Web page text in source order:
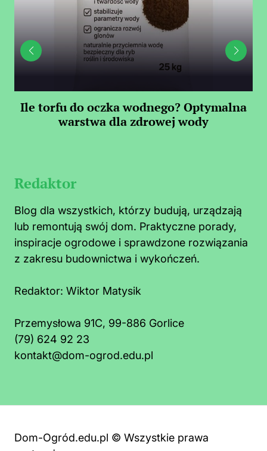
Ile torfu do oczka wodnego? Optymalna
warstwa dla zdrowej wody
Redaktor
Blog dla wszystkich, którzy budują, urządzają
lub remontują swój dom. Praktyczne porady,
inspiracje ogrodowe i sprawdzone rozwiązania
z zakresu budownictwa i wykończeń.
Redaktor: Wiktor Matysik
Przemysłowa 91C, 99-886 Gorlice
(79) 624 92 23
kontakt@dom-ogrod.edu.pl
Dom-Ogród.edu.pl © Wszystkie prawa